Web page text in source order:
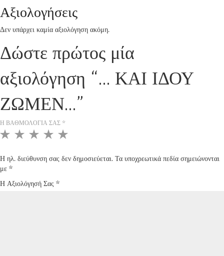
Αξιολογήσεις
Δεν υπάρχει καμία αξιολόγηση ακόμη.
Δώστε πρώτος μία
αξιολόγηση “… ΚΑΙ ΙΔΟΥ
ΖΩΜΕΝ…”
Η ηλ. διεύθυνση σας δεν δημοσιεύεται.Τα υποχρεωτικά πεδία σημειώνονται
με*
Η ΒΑΘΜΟΛΟΓΊΑ ΣΑΣ*
1 2 3 4 5
Η Αξιολόγησή Σας*